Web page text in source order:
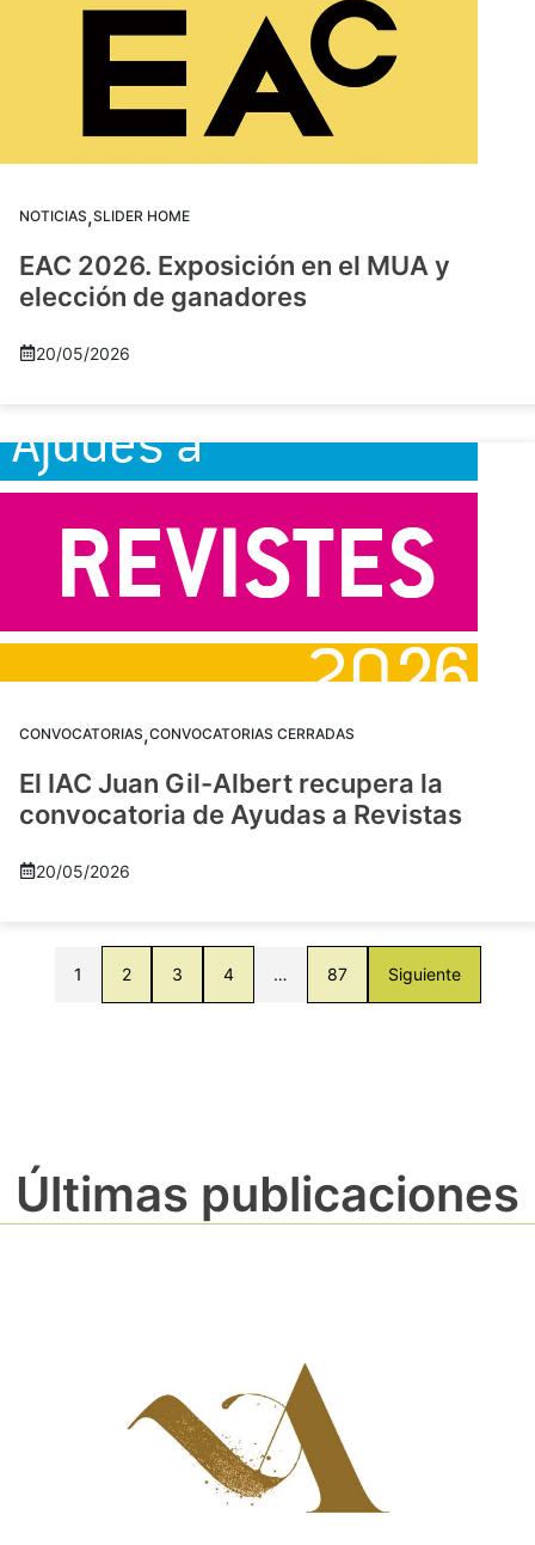
NOTICIAS,SLIDER HOME
EAC 2026. Exposición en el MUA y
elección de ganadores
20/05/2026
CONVOCATORIAS,CONVOCATORIAS CERRADAS
El IAC Juan Gil-Albert recupera la
convocatoria de Ayudas a Revistas
20/05/2026
1 2 3 4 … 87 Siguiente
Últimas publicaciones